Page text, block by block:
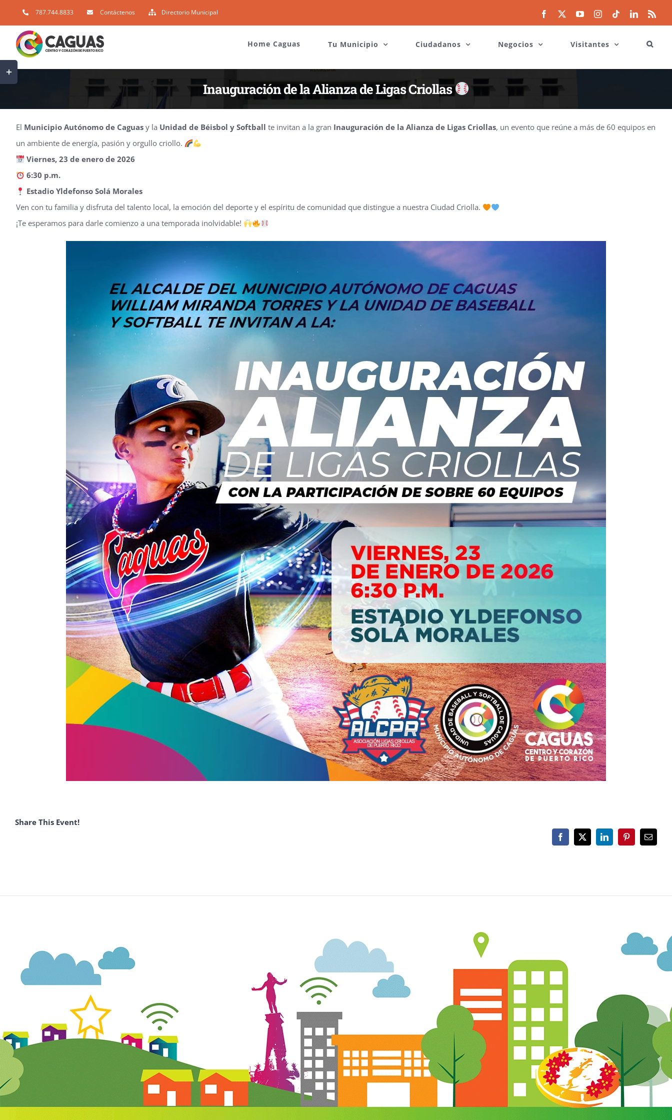
to
content
787.744.8833 Contáctenos Directorio Municipal Facebook YouTubeInstagram
TiktokLinkedIn
Home Caguas Tu Municipio Ciudadanos Negocios Visitantes
Inauguración de la Alianza de Ligas Criollas
El Municipio Autónomo de Caguasy la Unidad de Béisbol y Softball te invitan a la gran Inauguración de la Alianza de Ligas Criollas, un evento que reúne a más de 60 equipos en
un ambiente de energía, pasión y orgullo criollo.
Viernes, 23 de enero de 2026
6:30 p.m.
Estadio Yldefonso Solá Morales
Ven con tu familia y disfruta del talento local, la emoción del deporte y el espíritu de comunidad que distingue a nuestra Ciudad Criolla.
¡Te esperamos para darle comienzo a una temporada inolvidable!
Share This Event!
Facebook
X LinkedInPinterestEmail
Toggle
Sliding